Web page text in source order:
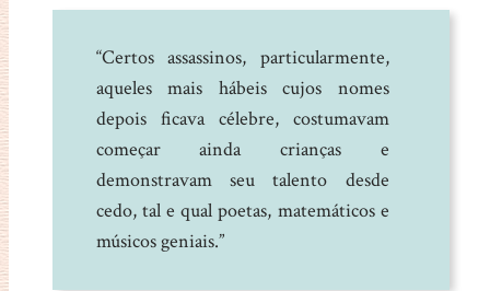
“Certos assassinos, particularmente,
aqueles mais hábeis cujos nomes
depois ficava célebre, costumavam
começar ainda crianças e
demonstravam seu talento desde
cedo, tal e qual poetas, matemáticos e
músicos geniais.”